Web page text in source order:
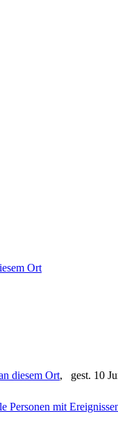
, gest. 10